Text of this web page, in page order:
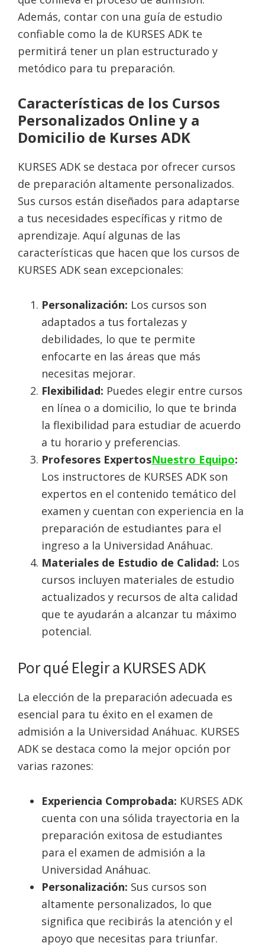
Además, contar con una guía de estudio
confiable como la de KURSES ADK te
permitirá tener un plan estructurado y
metódico para tu preparación.
Características de los Cursos
Personalizados Online y a
Domicilio de Kurses ADK
KURSES ADK se destaca por ofrecer cursos
de preparación altamente personalizados.
Sus cursos están diseñados para adaptarse
a tus necesidades específicas y ritmo de
aprendizaje. Aquí algunas de las
características que hacen que los cursos de
KURSES ADK sean excepcionales:
Personalización: Los cursos son
adaptados a tus fortalezas y
debilidades, lo que te permite
enfocarte en las áreas que más
necesitas mejorar.
Flexibilidad: Puedes elegir entre cursos
en línea o a domicilio, lo que te brinda
la flexibilidad para estudiar de acuerdo
a tu horario y preferencias.
Profesores ExpertosNuestro Equipo:
Los instructores de KURSES ADK son
expertos en el contenido temático del
examen y cuentan con experiencia en la
preparación de estudiantes para el
ingreso a la Universidad Anáhuac.
Materiales de Estudio de Calidad: Los
cursos incluyen materiales de estudio
actualizados y recursos de alta calidad
que te ayudarán a alcanzar tu máximo
potencial.
Por qué Elegir a KURSES ADK
La elección de la preparación adecuada es
esencial para tu éxito en el examen de
admisión a la Universidad Anáhuac. KURSES
ADK se destaca como la mejor opción por
varias razones:
Experiencia Comprobada: KURSES ADK
cuenta con una sólida trayectoria en la
preparación exitosa de estudiantes
para el examen de admisión a la
Universidad Anáhuac.
Personalización: Sus cursos son
altamente personalizados, lo que
significa que recibirás la atención y el
apoyo que necesitas para triunfar.